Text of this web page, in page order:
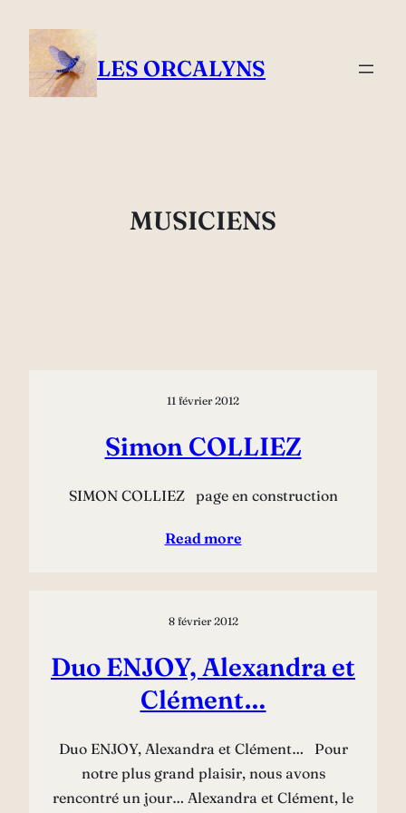
contenu
LES ORCALYNS
MUSICIENS
11 février 2012
Simon COLLIEZ
SIMON COLLIEZ page en construction
Read more
8 février 2012
Duo ENJOY, Alexandra et
Clément…
Duo ENJOY, Alexandra et Clément… Pour
notre plus grand plaisir, nous avons
rencontré un jour… Alexandra et Clément, le